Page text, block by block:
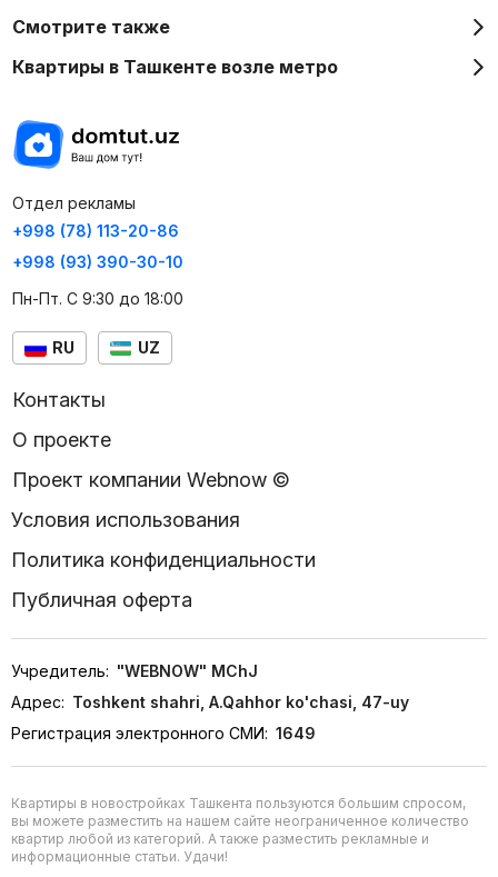
Смотрите также
Квартиры в Ташкенте возле метро
Отдел рекламы
+998 (78) 113-20-86
+998 (93) 390-30-10
Пн-Пт. С 9:30 до 18:00
RU UZ
Контакты
О проекте
Проект компании Webnow ©
Условия использования
Политика конфиденциальности
Публичная оферта
Учредитель: "WEBNOW" MChJ
Адрес: Toshkent shahri, A.Qahhor ko'chasi, 47-uy
Регистрация электронного СМИ: 1649
Квартиры в новостройках Ташкента пользуются большим спросом,
вы можете разместить на нашем сайте неограниченное количество
квартир любой из категорий. А также разместить рекламные и
информационные статьи. Удачи!